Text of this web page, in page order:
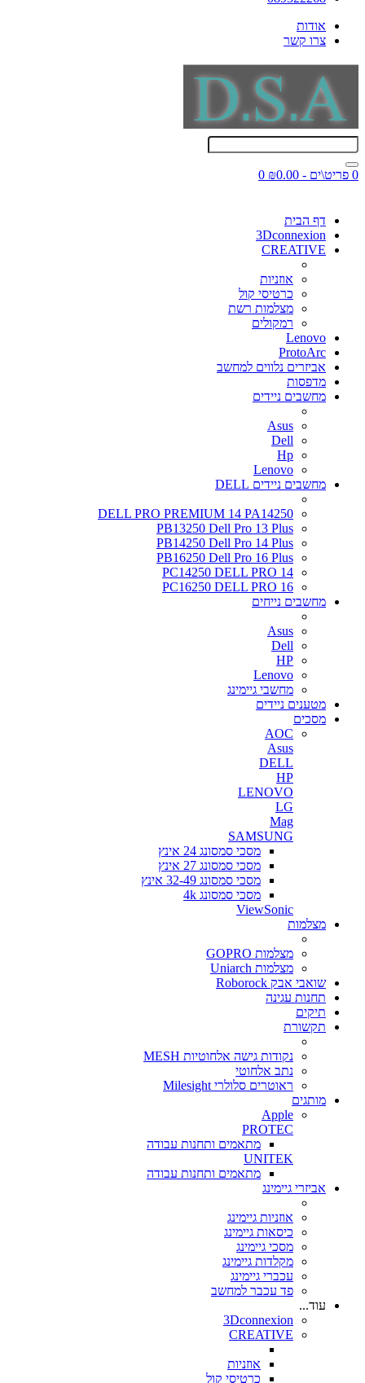
אודות
צרו קשר
0 פריט\ים - ₪0.00 0
דף הבית
3Dconnexion
CREATIVE
אוזניות
כרטיסי קול
מצלמות רשת
רמקולים
Lenovo
ProtoArc
אביזרים נלווים למחשב
מדפסות
מחשבים ניידים
Asus
Dell
Hp
Lenovo
מחשבים ניידים DELL
DELL PRO PREMIUM 14 PA14250
PB13250 Dell Pro 13 Plus
PB14250 Dell Pro 14 Plus
PB16250 Dell Pro 16 Plus
PC14250 DELL PRO 14
PC16250 DELL PRO 16
מחשבים נייחים
Asus
Dell
HP
Lenovo
מחשבי גיימינג
מטענים ניידים
מסכים
AOC
Asus
DELL
HP
LENOVO
LG
Mag
SAMSUNG
מסכי סמסונג 24 אינץ
מסכי סמסונג 27 אינץ
מסכי סמסונג 32-49 אינץ
מסכי סמסונג 4k
ViewSonic
מצלמות
מצלמות GOPRO
מצלמות Uniarch
שואבי אבק Roborock
תחנות עגינה
תיקים
תקשורת
נקודות גישה אלחוטיות MESH
נתב אלחוטי
ראוטרים סלולרי Milesight
מותגים
Apple
PROTEC
מתאמים ותחנות עבודה
UNITEK
מתאמים ותחנות עבודה
אביזרי גיימינג
אוזניות גיימינג
כיסאות גיימינג
מסכי גיימינג
מקלדות גיימינג
עכברי גיימינג
פד עכבר למחשב
עוד...
3Dconnexion
CREATIVE
אוזניות
כרטיסי קול